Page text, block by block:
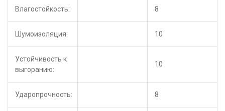
Влагостойкость: 8
Шумоизоляция: 10
Устойчивость к
выгоранию:
10
Ударопрочность: 8